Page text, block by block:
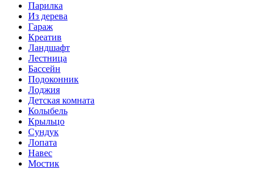
Парилка
Из дерева
Гараж
Креатив
Ландшафт
Лестница
Бассейн
Подоконник
Лоджия
Детская комната
Колыбель
Крыльцо
Сундук
Лопата
Навес
Мостик